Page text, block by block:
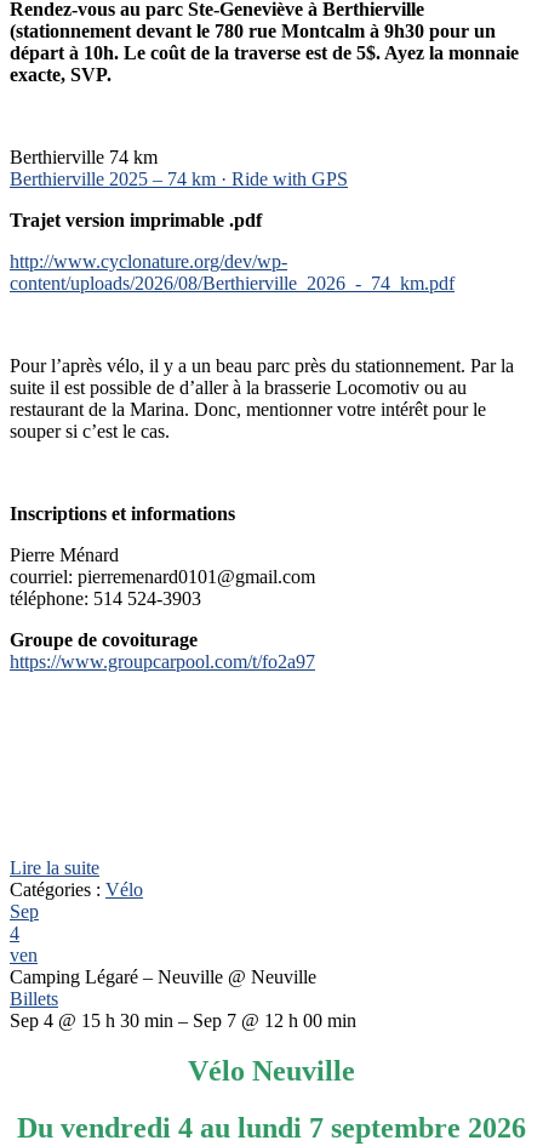
Rendez-vous au parc Ste-Geneviève à Berthierville
(stationnement devant le 780 rue Montcalm à 9h30 pour un
départ à 10h. Le coût de la traverse est de 5$. Ayez la monnaie
exacte, SVP.
Berthierville 74 km
Berthierville 2025 – 74 km · Ride with GPS
Trajet version imprimable .pdf
http://www.cyclonature.org/dev/wp-
content/uploads/2026/08/Berthierville_2026_-_74_km.pdf
Pour l’après vélo, il y a un beau parc près du stationnement. Par la
suite il est possible de d’aller à la brasserie Locomotiv ou au
restaurant de la Marina. Donc, mentionner votre intérêt pour le
souper si c’est le cas.
Inscriptions et informations
Pierre Ménard
courriel: pierremenard0101@gmail.com
téléphone: 514 524-3903
Groupe de covoiturage
https://www.groupcarpool.com/t/fo2a97
Lire la suite
Catégories : Vélo
Sep
4
ven
Camping Légaré – Neuville @ Neuville
Billets
Sep 4 @ 15 h 30 min – Sep 7 @ 12 h 00 min
Vélo Neuville
Du vendredi 4 au lundi 7 septembre 2026